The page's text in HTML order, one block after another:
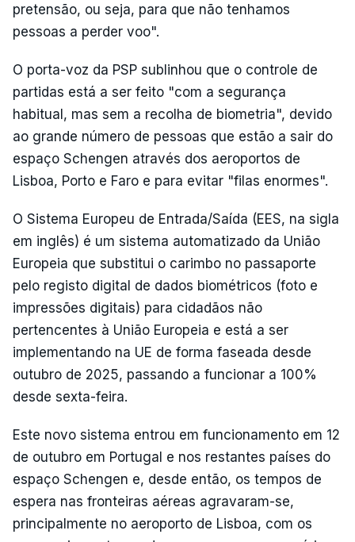
pretensão, ou seja, para que não tenhamos
pessoas a perder voo".
O porta-voz da PSP sublinhou que o controle de
partidas está a ser feito "com a segurança
habitual, mas sem a recolha de biometria", devido
ao grande número de pessoas que estão a sair do
espaço Schengen através dos aeroportos de
Lisboa, Porto e Faro e para evitar "filas enormes".
O Sistema Europeu de Entrada/Saída (EES, na sigla
em inglês) é um sistema automatizado da União
Europeia que substitui o carimbo no passaporte
pelo registo digital de dados biométricos (foto e
impressões digitais) para cidadãos não
pertencentes à União Europeia e está a ser
implementando na UE de forma faseada desde
outubro de 2025, passando a funcionar a 100%
desde sexta-feira.
Este novo sistema entrou em funcionamento em 12
de outubro em Portugal e nos restantes países do
espaço Schengen e, desde então, os tempos de
espera nas fronteiras aéreas agravaram-se,
principalmente no aeroporto de Lisboa, com os